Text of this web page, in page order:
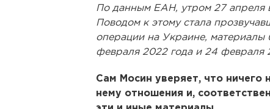
По данным ЕАН, утром 27 апреля
Поводом к этому стала
операции на Украине,
февраля 2022 года и 24 февраля
Сам Мосин уверяет, что ничего
нему отношения и,